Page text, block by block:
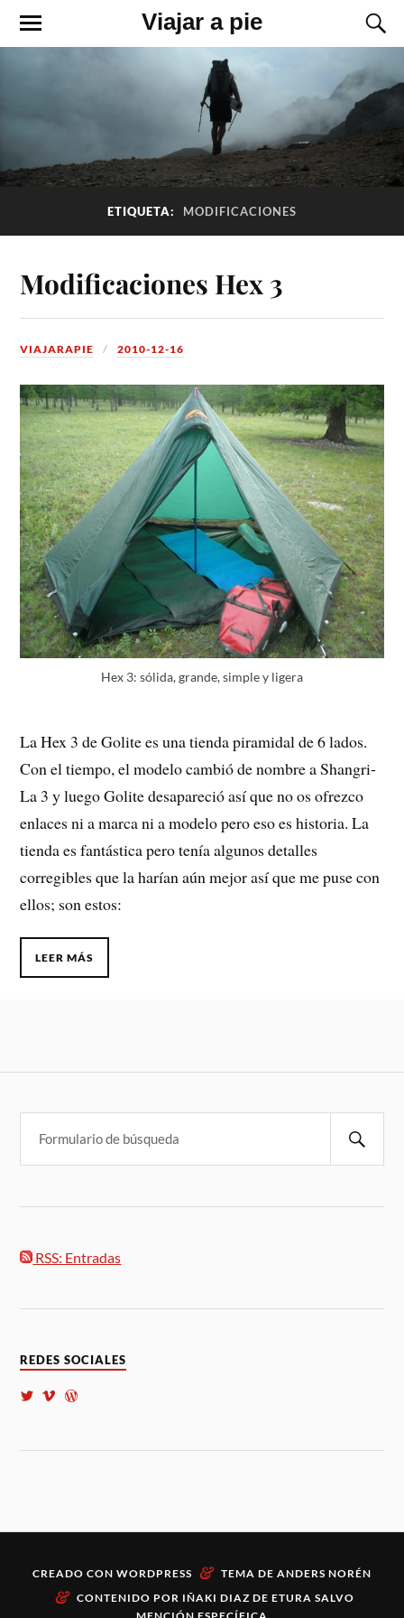
Viajar a pie
ETIQUETA: MODIFICACIONES
Modificaciones Hex 3
VIAJARAPIE 2010-12-16
Hex 3: sólida, grande, simple y ligera
La Hex 3 de Golite es una tienda piramidal de 6 lados.
Con el tiempo, el modelo cambió de nombre a Shangri-
La 3 y luego Golite desapareció así que no os ofrezco
enlaces ni a marca ni a modelo pero eso es historia. La
tienda es fantástica pero tenía algunos detalles
corregibles que la harían aún mejor así que me puse con
ellos; son estos:
LEER MÁS
RSS: Entradas
REDES SOCIALES
CREADO CON WORDPRESS & TEMA DE ANDERS NORÉN
& CONTENIDO POR IÑAKI DIAZ DE ETURA SALVO